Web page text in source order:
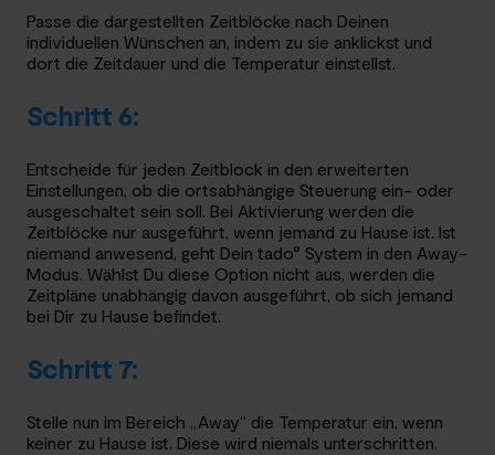
Passe die dargestellten Zeitblöcke nach Deinen
individuellen Wünschen an, indem zu sie anklickst und
dort die Zeitdauer und die Temperatur einstellst.
Schritt 6:
Entscheide für jeden Zeitblock in den erweiterten
Einstellungen, ob die ortsabhängige Steuerung ein- oder
ausgeschaltet sein soll. Bei Aktivierung werden die
Zeitblöcke nur ausgeführt, wenn jemand zu Hause ist. Ist
niemand anwesend, geht Dein tado° System in den Away-
Modus. Wählst Du diese Option nicht aus, werden die
Zeitpläne unabhängig davon ausgeführt, ob sich jemand
bei Dir zu Hause befindet.
Schritt 7:
Stelle nun im Bereich „Away“ die Temperatur ein, wenn
keiner zu Hause ist. Diese wird niemals unterschritten.